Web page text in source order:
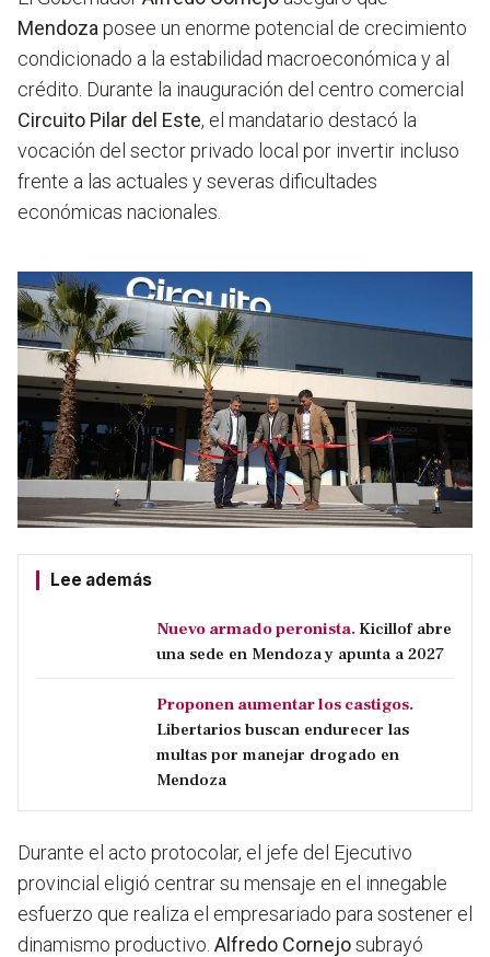
Mendoza posee un enorme potencial de crecimiento
condicionado a la estabilidad macroeconómica y al
crédito. Durante la inauguración del centro comercial
Circuito Pilar del Este, el mandatario destacó la
vocación del sector privado local por invertir incluso
frente a las actuales y severas dificultades
económicas nacionales.
Lee además
Nuevo armado peronista. Kicillof abre
una sede en Mendoza y apunta a 2027
Proponen aumentar los castigos.
Libertarios buscan endurecer las
multas por manejar drogado en
Mendoza
Durante el acto protocolar, el jefe del Ejecutivo
provincial eligió centrar su mensaje en el innegable
esfuerzo que realiza el empresariado para sostener el
dinamismo productivo. Alfredo Cornejosubrayó